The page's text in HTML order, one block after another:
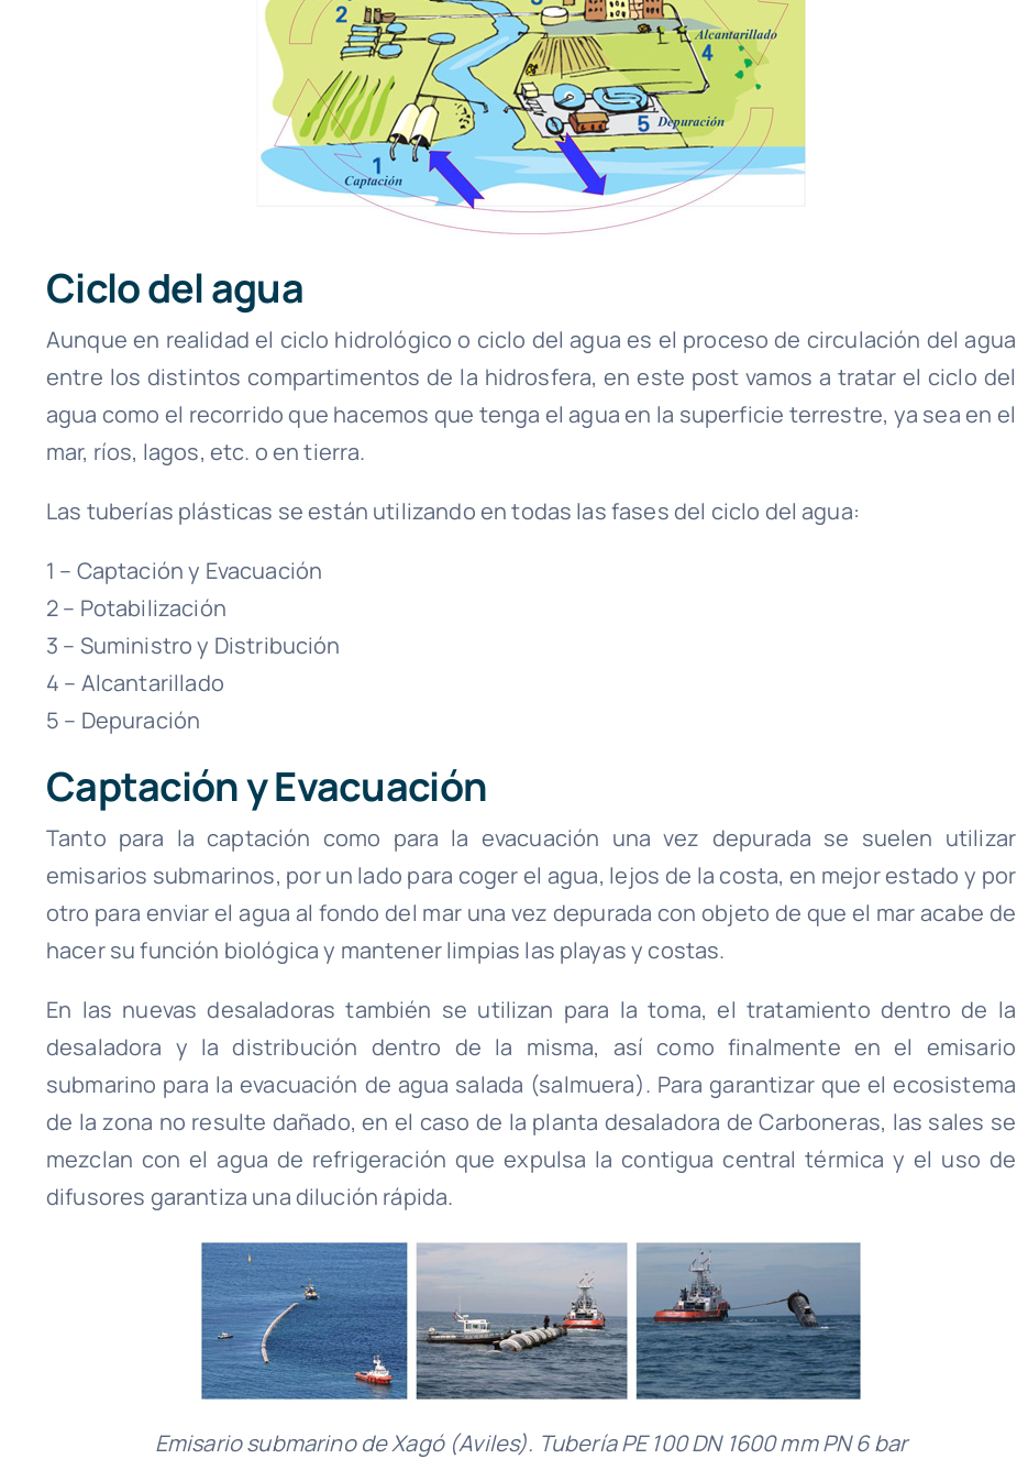
Ciclo del agua
Aunque en realidad el ciclo hidrológico o ciclo del agua es el proceso de circulación del agua
entre los distintos compartimentos de la hidrosfera, en este post vamos a tratar el ciclo del
agua como el recorrido que hacemos que tenga el agua en la superficie terrestre, ya sea en el
mar, ríos, lagos, etc. o en tierra.
Las tuberías plásticas se están utilizando en todas las fases del ciclo del agua:
1 – Captación y Evacuación
2 – Potabilización
3 – Suministro y Distribución
4 – Alcantarillado
5 – Depuración
Captación y Evacuación
Tanto para la captación como para la evacuación una vez depurada se suelen utilizar
emisarios submarinos, por un lado para coger el agua, lejos de la costa, en mejor estado y por
otro para enviar el agua al fondo del mar una vez depurada con objeto de que el mar acabe de
hacer su función biológica y mantener limpias las playas y costas.
En las nuevas desaladoras también se utilizan para la toma, el tratamiento dentro de la
desaladora y la distribución dentro de la misma, así como finalmente en el emisario
submarino para la evacuación de agua salada (salmuera). Para garantizar que el ecosistema
de la zona no resulte dañado, en el caso de la planta desaladora de Carboneras, las sales se
mezclan con el agua de refrigeración que expulsa la contigua central térmica y el uso de
difusores garantiza una dilución rápida.
Emisario submarino de Xagó (Aviles). Tubería PE 100 DN 1600 mm PN 6 bar